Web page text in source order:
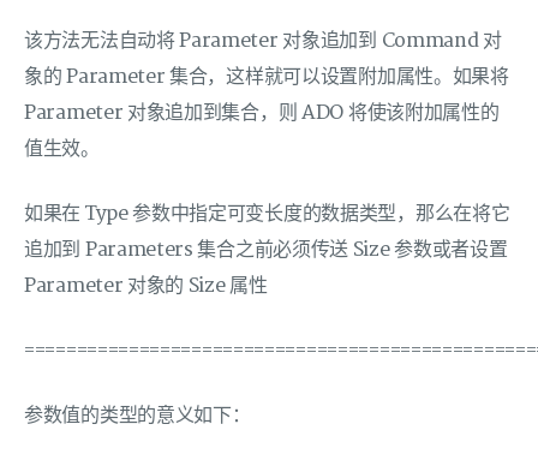
该方法无法自动将 Parameter 对象追加到 Command 对
象的 Parameter 集合，这样就可以设置附加属性。如果将
Parameter 对象追加到集合，则 ADO 将使该附加属性的
值生效。
如果在 Type 参数中指定可变长度的数据类型，那么在将它
追加到 Parameters 集合之前必须传送 Size 参数或者设置
Parameter 对象的 Size 属性
参数值的类型的意义如下：